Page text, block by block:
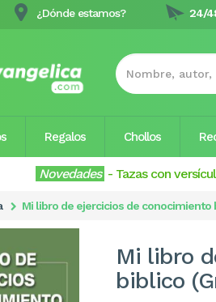
¿Dónde estamos? 24/
Regalos Chollos
Novedades - Tazas con
Mi libro de ejercicios de conocimiento
Mi libro
biblico